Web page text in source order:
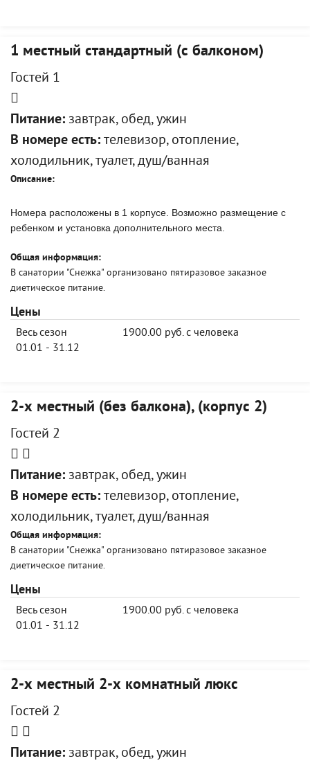
1 местный стандартный (с балконом)
Гостей 1
Питание: завтрак, обед, ужин
В номере есть: телевизор, отопление,
холодильник, туалет, душ/ванная
Описание:
Номера расположены в 1 корпусе. Возможно размещение с
ребенком и установка дополнительного места.
Общая информация:
В санатории "Снежка" организовано пятиразовое заказное
диетическое питание.
Цены
Весь сезон
01.01 - 31.12
1900.00 руб. с человека
2-х местный (без балкона), (корпус 2)
Гостей 2
Питание: завтрак, обед, ужин
В номере есть: телевизор, отопление,
холодильник, туалет, душ/ванная
Общая информация:
В санатории "Снежка" организовано пятиразовое заказное
диетическое питание.
Цены
Весь сезон
01.01 - 31.12
1900.00 руб. с человека
2-х местный 2-х комнатный люкс
Гостей 2
Питание: завтрак, обед, ужин